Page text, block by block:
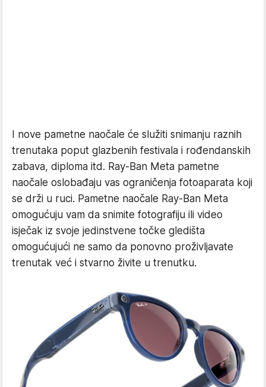
I nove pametne naočale će služiti snimanju raznih
trenutaka poput glazbenih festivala i rođendanskih
zabava, diploma itd. Ray-Ban Meta pametne
naočale oslobađaju vas ograničenja fotoaparata koji
se drži u ruci. Pametne naočale Ray-Ban Meta
omogućuju vam da snimite fotografiju ili video
isječak iz svoje jedinstvene točke gledišta
omogućujući ne samo da ponovno proživljavate
trenutak već i stvarno živite u trenutku.